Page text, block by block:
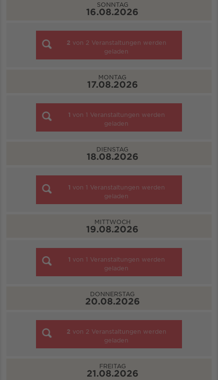
SONNTAG
16.08.2026
2 von 2 Veranstaltungen werden
geladen
MONTAG
17.08.2026
1 von 1 Veranstaltungen werden
geladen
DIENSTAG
18.08.2026
1 von 1 Veranstaltungen werden
geladen
MITTWOCH
19.08.2026
1 von 1 Veranstaltungen werden
geladen
DONNERSTAG
20.08.2026
2 von 2 Veranstaltungen werden
geladen
FREITAG
21.08.2026